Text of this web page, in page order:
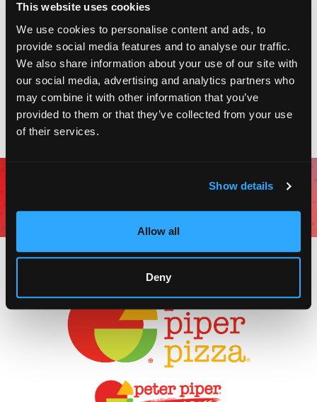
This website uses cookies
We use cookies to personalise content and ads, to
provide social media features and to analyse our traffic.
We also share information about your use of our site with
our social media, advertising and analytics partners who
may combine it with other information that you’ve
provided to them or that they’ve collected from your use
of their services.
Show details
Allow all
Deny
sigue leyendo